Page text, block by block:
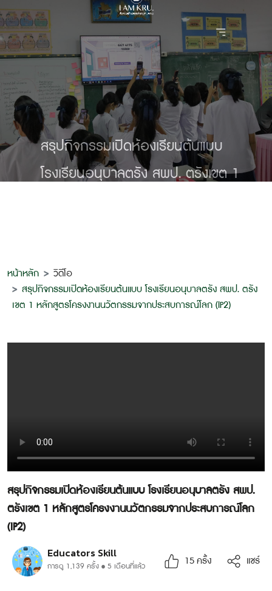
สรุปกิจกรรมเปิดห้องเรียนต้นแบบ
โรงเรียนอนุบาลตรัง สพป. ตรังเขต 1
หน้าหลัก
วิดีโอ
สรุปกิจกรรมเปิดห้องเรียนต้นแบบ โรงเรียนอนุบาลตรัง สพป. ตรัง
เขต 1 หลักสูตรโครงงานนวัตกรรมจากประสบการณ์โลก (IP2)
สรุปกิจกรรมเปิดห้องเรียนต้นแบบ โรงเรียนอนุบาลตรัง สพป.
ตรังเขต 1 หลักสูตรโครงงานนวัตกรรมจากประสบการณ์โลก
(IP2)
Educators Skill
การดู 1,139 ครั้ง 5 เดือนที่แล้ว 15ครั้ง แชร์